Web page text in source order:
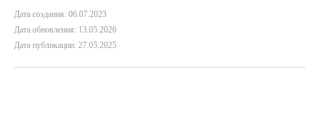
Дата создания: 06.07.2023
Дата обновления: 13.05.2026
Дата публикации: 27.05.2025